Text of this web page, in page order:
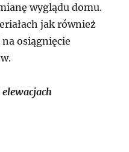
wyglądu domu.
jak również
osiągnięcie